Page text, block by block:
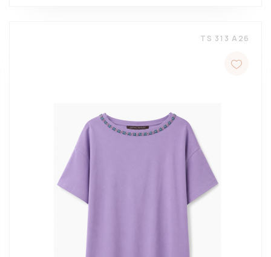
TS 313 A26